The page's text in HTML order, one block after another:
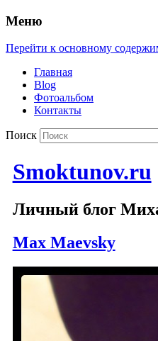
Меню
Перейти к основному
Главная
Blog
Фотоальбом
Контакты
Поиск
Smoktunov.ru
Личный блог
Max Maevsky